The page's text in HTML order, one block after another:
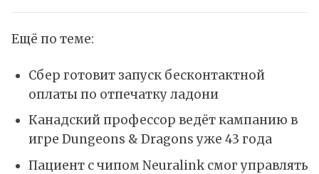
Ещё по теме:
Сбер готовит запуск бесконтактной
оплаты по отпечатку ладони
Канадский профессор ведёт кампанию в
игре Dungeons & Dragons уже 43 года
Пациент с чипом Neuralink смог управлять